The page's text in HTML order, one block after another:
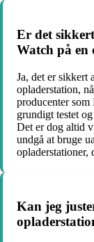
Er det
Watch på en
Ja, det er sikkert
opladerstation,
producenter
grundigt testet
Det er dog altid
undgå at bruge
opladerstationer,
Kan jeg